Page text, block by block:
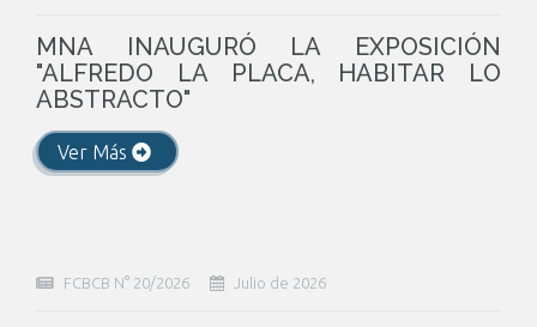
MNA INAUGURÓ LA EXPOSICIÓN
"ALFREDO LA PLACA, HABITAR LO
ABSTRACTO"
Ver Más
FCBCB N° 20/2026 Julio de 2026